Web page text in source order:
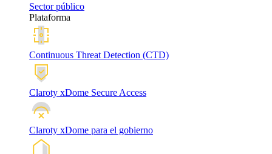
Sector público
Plataforma
Continuous Threat Detection (CTD)
Claroty xDome Secure Access
Claroty xDome para el gobierno